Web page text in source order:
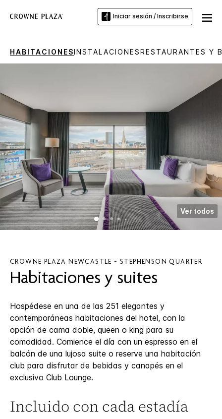
Iniciar sesión / Inscribirse
HABITACIONESINSTALACIONESRESTAURANTES Y
Ver todos
CROWNE PLAZA NEWCASTLE - STEPHENSON QUARTER
Habitaciones y suites
Hospédese en una de las 251 elegantes y
contemporáneas habitaciones del hotel, con la
opción de cama doble, queen o king para su
comodidad. Comience el día con un espresso en el
balcón de una lujosa suite o reserve una habitación
club para disfrutar de bebidas y canapés en el
exclusivo Club Lounge.
Incluido con cada estadía